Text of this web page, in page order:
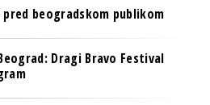
pred beogradskom publikom
Dragi Bravo Festival